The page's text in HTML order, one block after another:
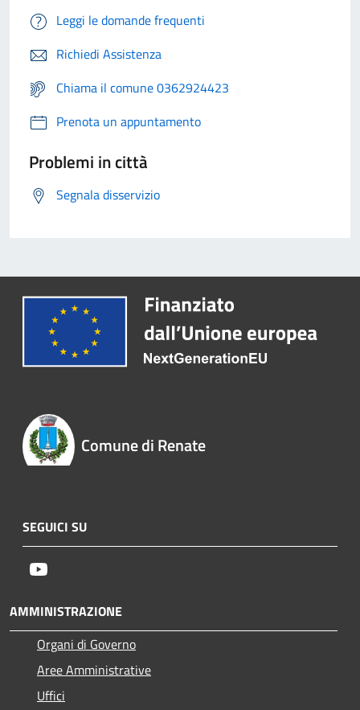
Leggi le domande frequenti
Richiedi Assistenza
Chiama il comune 0362924423
Prenota un appuntamento
Problemi in città
Segnala disservizio
Comune di Renate
SEGUICI SU
AMMINISTRAZIONE
Organi di Governo
Aree Amministrative
Uffici